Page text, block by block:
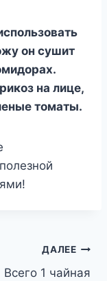
он сушит
на лице,
томаты.
ДАЛЕЕ
Всего 1 чайная